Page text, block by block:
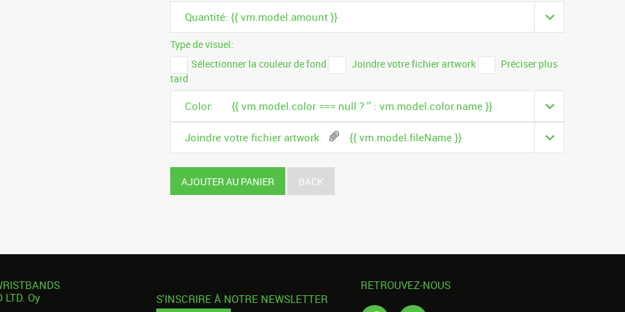
Quantité: {{ vm.model.amount }}
Type de visuel:
Sélectionner la couleur de fond
Joindre votre fichier artwork
Préciser plus
tard
Color: {{ vm.model.color === null ? '' : vm.model.color.name }}
Joindre votre fichier artwork {{ vm.model.fileName }}
AJOUTER AU PANIER BACK
LTD. Oy
S'INSCRIRE À NOTRE NEWSLETTER
RETROUVEZ-NOUS